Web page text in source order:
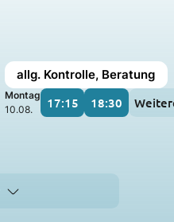
allg. Kontrolle, Beratung
Montag
10.08.
17:15 18:30